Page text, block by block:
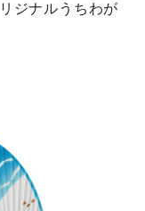
ジナルうちわが